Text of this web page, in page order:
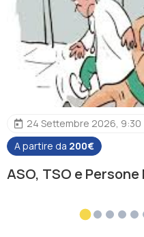
24 Settembre 2026, 9:30
A partire da 200€
ASO, TSO e